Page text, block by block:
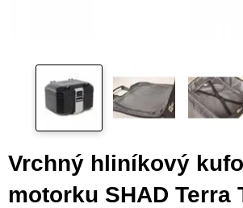
Vrchný hliníkový
motorku SHAD Terra